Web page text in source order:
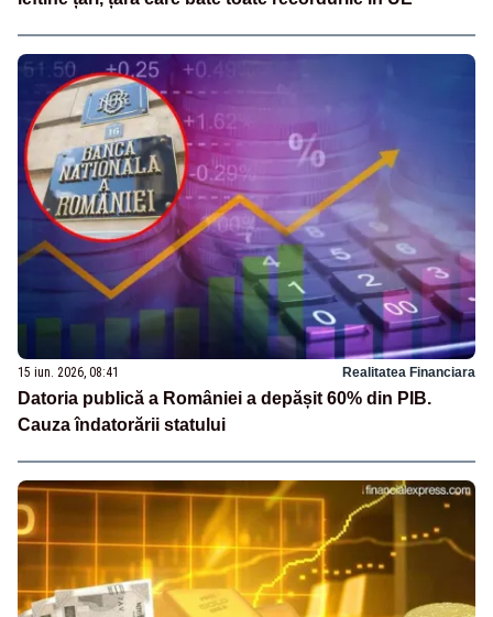
15 iun. 2026, 08:41 Realitatea Financiara
Datoria publică a României a depășit 60% din PIB.
Cauza îndatorării statului